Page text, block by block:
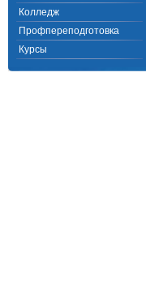
Колледж
Профпереподготовка
Курсы